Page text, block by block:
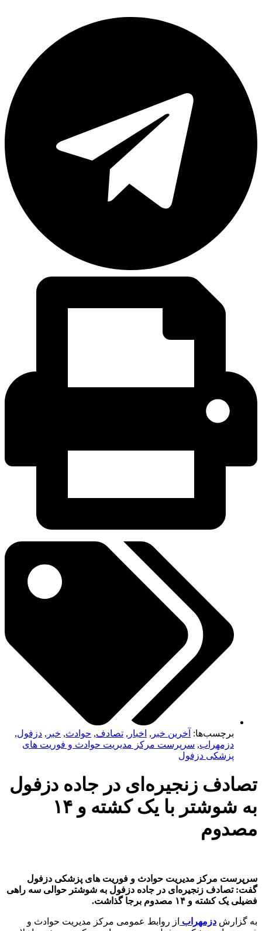
برچسب‌ها:آخرین خبر, اخبار تصادف,حوادث,خبر, دزفول,
دزمهراب,سرپرست مرکز مدیریت حوادث و فوریت های
پزشکی دزفول
زنجیره‌ای در جاده دزفول
به شوشتر با یک کشته و ۱۴
مرکز مدیریت حوادث و فوریت های پزشکی دزفول
تصادف زنجیره‌ای در جاده دزفول به شوشتر حوالی سه راهی
و ۱۴ مصدوم برجا گذاشت.
دزمهراب از روابط عمومی مرکز مدیریت حوادث و